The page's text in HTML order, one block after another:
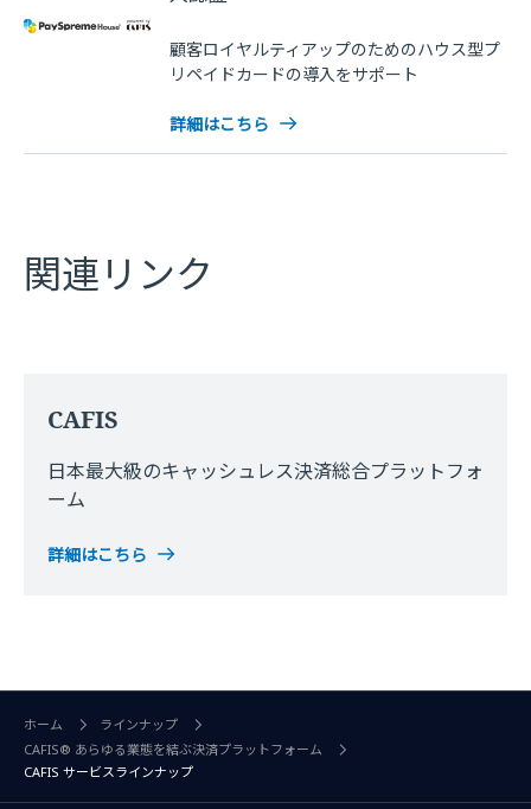
顧客ロイヤルティアップのためのハウス型プ
リペイドカードの導入をサポート
詳細はこちら
関連リンク
CAFIS
日本最大級のキャッシュレス決済総合プラットフォ
ーム
詳細はこちら
ホーム
ラインナップ
CAFIS® あらゆる業態を結ぶ決済プラットフォーム
CAFIS サービスラインナップ